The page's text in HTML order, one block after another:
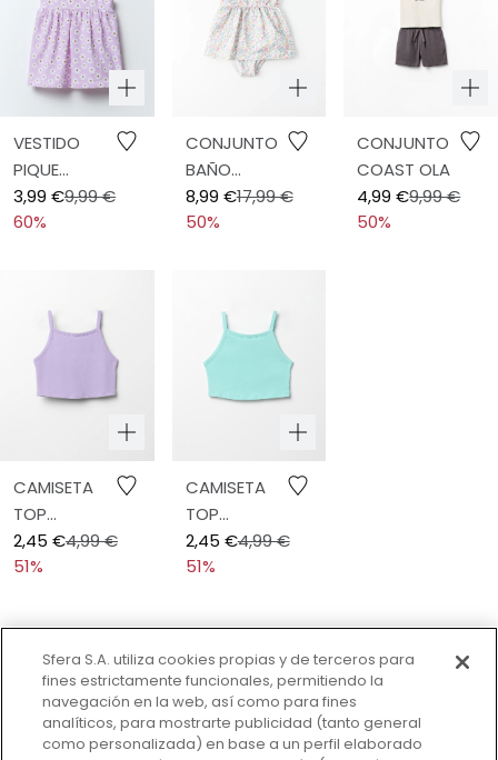
VESTIDO
PIQUE
ALLOVER
PRINT
3,99 €9,99 €
60%
CONJUNTO
BAÑO
FLORES
8,99 €17,99 €
50%
CONJUNTO
COAST OLA
4,99 €9,99 €
50%
CAMISETA
TOP
TIRANTES
2,45 €4,99 €
51%
CAMISETA
TOP
TIRANTES
2,45 €4,99 €
51%
SUSCRÍBETE A LA NEWSLETTER
Conocerás todas las novedades, ofertas y lanzamientos
de nuevas colecciones.
Sfera S.A. utiliza cookies propias y de terceros para
fines estrictamente funcionales, permitiendo la
navegación en la web, así como para fines
analíticos, para mostrarte publicidad (tanto general
como personalizada) en base a un perfil elaborado